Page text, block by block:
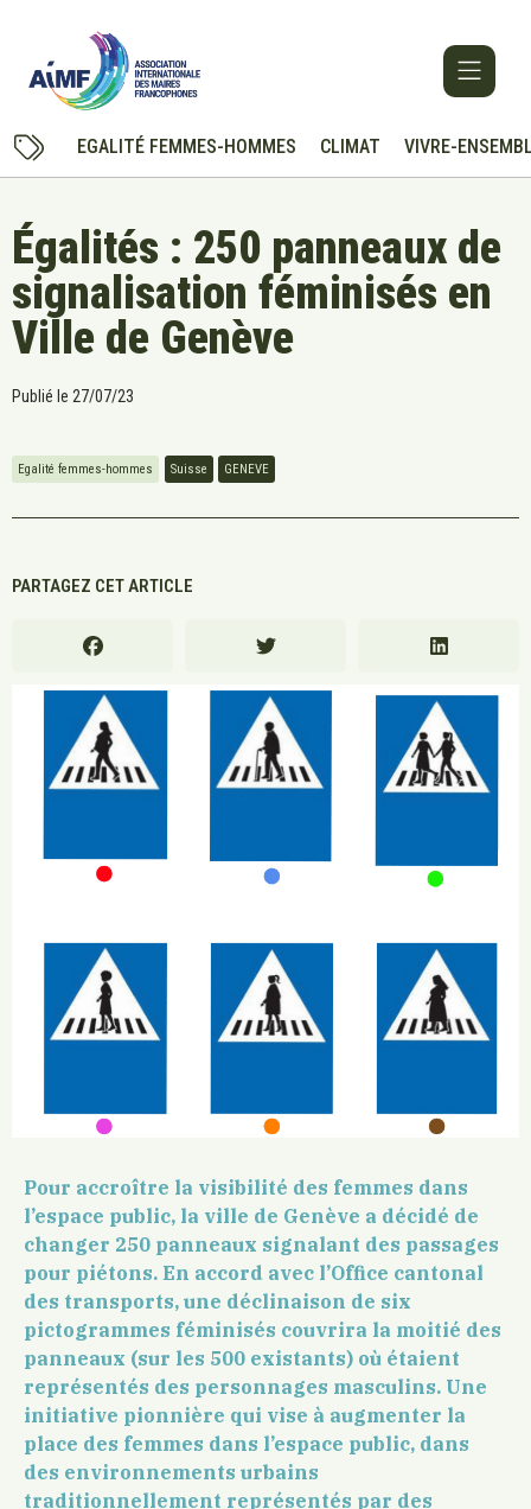
EGALITÉ FEMMES-HOMMES CLIMAT VIVRE-
Égalités : 250 panneaux de
signalisation féminisés en
Ville de Genève
Publié le 27/07/23
Egalité femmes-hommes Suisse GENEVE
PARTAGEZ CET ARTICLE
Pour accroître la visibilité des femmes dans
l’espace public, la ville de Genève a décidé de
changer 250 panneaux signalant des passages
pour piétons. En accord avec l’Office cantonal
des transports, une déclinaison de six
pictogrammes féminisés couvrira la moitié des
panneaux (sur les 500 existants) où étaient
représentés des personnages masculins. Une
initiative pionnière qui vise à augmenter la
place des femmes dans l’espace public, dans
des environnements urbains
traditionnellement représentés par des